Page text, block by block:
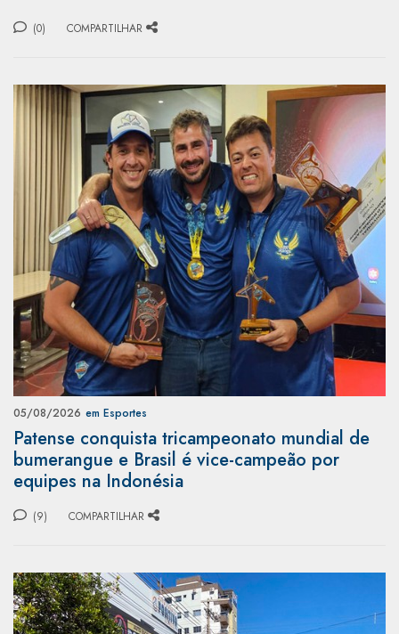
(0) COMPARTILHAR
05/08/2026 em Esportes
Patense conquista tricampeonato mundial de
bumerangue e Brasil é vice-campeão por
equipes na Indonésia
(9) COMPARTILHAR